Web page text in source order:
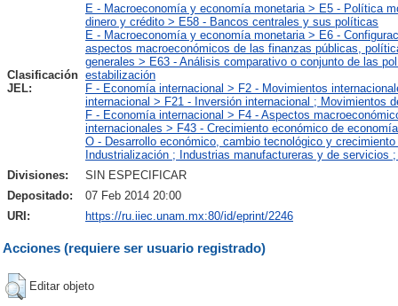
Clasificación
JEL:
E - Macroeconomía y economía monetaria > E5 - Política
dinero y crédito > E58 - Bancos centrales y sus políticas
E - Macroeconomía y economía monetaria > E6 -
aspectos macroeconómicos de las finanzas públicas,
generales > E63 - Análisis comparativo o conjunto de las
estabilización
F - Economía internacional > F2 - Movimientos
internacional > F21 - Inversión internacional ; Movimientos
F - Economía internacional > F4 - Aspectos
internacionales > F43 - Crecimiento económico de
O - Desarrollo económico, cambio tecnológico y
Industrialización ; Industrias manufactureras y de servicios
Divisiones:
SIN ESPECIFICAR
Depositado:
07 Feb 2014 20:00
URI:
https://ru.iiec.unam.mx:80/id/eprint/2246
Acciones (requiere ser usuario registrado)
Editar objeto